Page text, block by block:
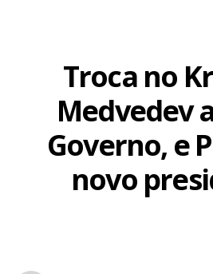
Troca no
Medvedev
Governo, e
novo